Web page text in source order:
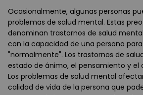
Ocasionalmente, algunas personas
problemas de salud mental. Estas
denominan trastornos de salud
con la capacidad de una persona
"normalmente". Los trastornos de
estado de ánimo, el pensamiento y
Los problemas de salud mental
calidad de vida de la persona que